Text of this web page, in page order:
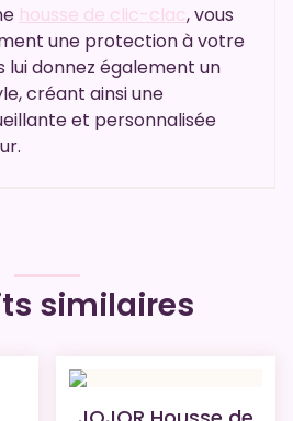
housse de clic-clac, vous
une protection à votre
lui donnez également un
créant ainsi une
et personnalisée
similaires